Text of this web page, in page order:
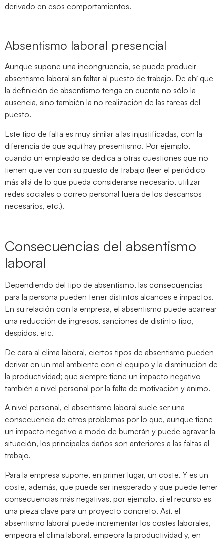
derivado en esos comportamientos.
Absentismo laboral presencial
Aunque supone una incongruencia, se puede producir
absentismo laboral sin faltar al puesto de trabajo. De ahí que
la definición de absentismo tenga en cuenta no sólo la
ausencia, sino también la no realización de las tareas del
puesto.
Este tipo de falta es muy similar a las injustificadas, con la
diferencia de que aquí hay presentismo. Por ejemplo,
cuando un empleado se dedica a otras cuestiones que no
tienen que ver con su puesto de trabajo (leer el periódico
más allá de lo que pueda considerarse necesario, utilizar
redes sociales o correo personal fuera de los descansos
necesarios, etc.).
Consecuencias del absentismo
laboral
Dependiendo del tipo de absentismo, las consecuencias
para la persona pueden tener distintos alcances e impactos.
En su relación con la empresa, el absentismo puede acarrear
una reducción de ingresos, sanciones de distinto tipo,
despidos, etc.
De cara al clima laboral, ciertos tipos de absentismo pueden
derivar en un mal ambiente con el equipo y la disminución de
la productividad; que siempre tiene un impacto negativo
también a nivel personal por la falta de motivación y ánimo.
A nivel personal, el absentismo laboral suele ser una
consecuencia de otros problemas por lo que, aunque tiene
un impacto negativo a modo de bumerán y puede agravar la
situación, los principales daños son anteriores a las faltas al
trabajo.
Para la empresa supone, en primer lugar, un coste. Y es un
coste, además, que puede ser inesperado y que puede tener
consecuencias más negativas, por ejemplo, si el recurso es
una pieza clave para un proyecto concreto. Así, el
absentismo laboral puede incrementar los costes laborales,
empeora el clima laboral, empeora la productividad y, en